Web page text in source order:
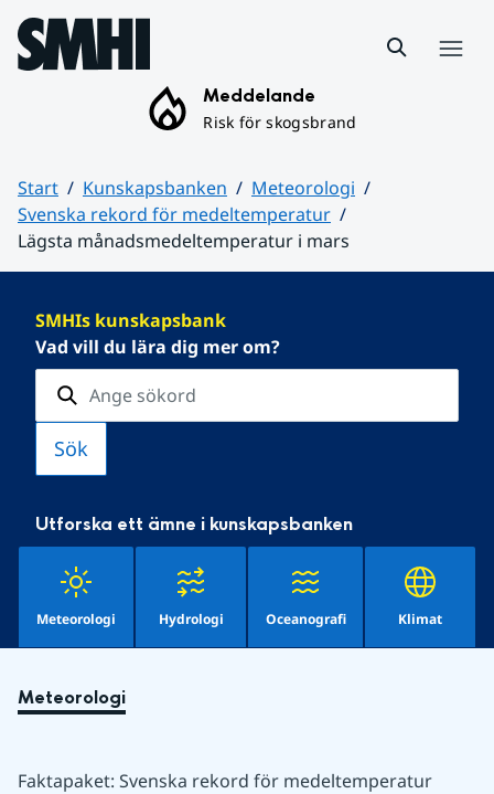
Hoppa till sidans innehåll
Meddelande
Risk för skogsbrand
Start Kunskapsbanken
Meteorologi
Svenska rekord för medeltemperatur
Lägsta månadsmedeltemperatur i mars
SMHIs kunskapsbank
Vad vill du lära dig mer om?
Utforska ett ämne i kunskapsbanken
Meteorologi Hydrologi Oceanografi Klimat
Meteorologi
Faktapaket: Svenska rekord för medeltemperatur